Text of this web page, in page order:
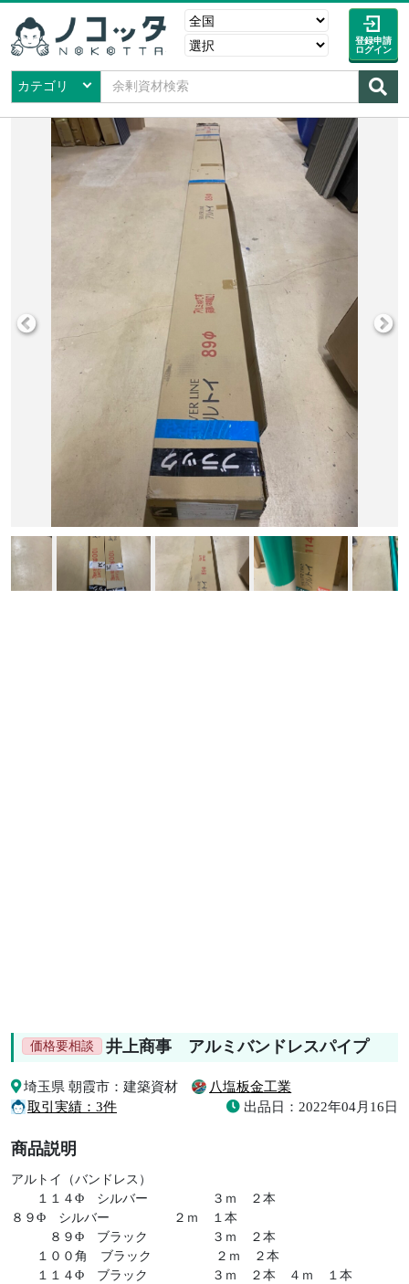
登録申請
ログイン
価格要相談 井上商事 アルミバンドレスパイプ
埼玉県 朝霞市 ：建築資材
八塩板金工業
取引実績： 3件 出品日：2022年04月16日
商品説明
アルトイ（バンドレス）
１１４Φ シルバー ３ｍ ２本
８９Φ シルバー ２ｍ １本
８９Φ ブラック ３ｍ ２本
１００角 ブラック ２ｍ ２本
１１４Φ ブラック ３ｍ ２本 ４ｍ １本